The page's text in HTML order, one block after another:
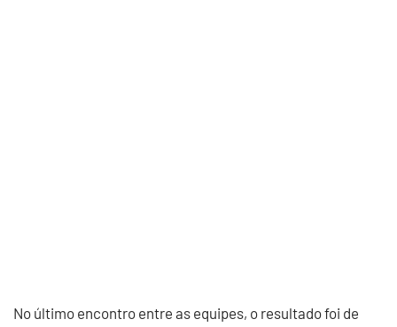
No último encontro entre as equipes, o resultado foi de